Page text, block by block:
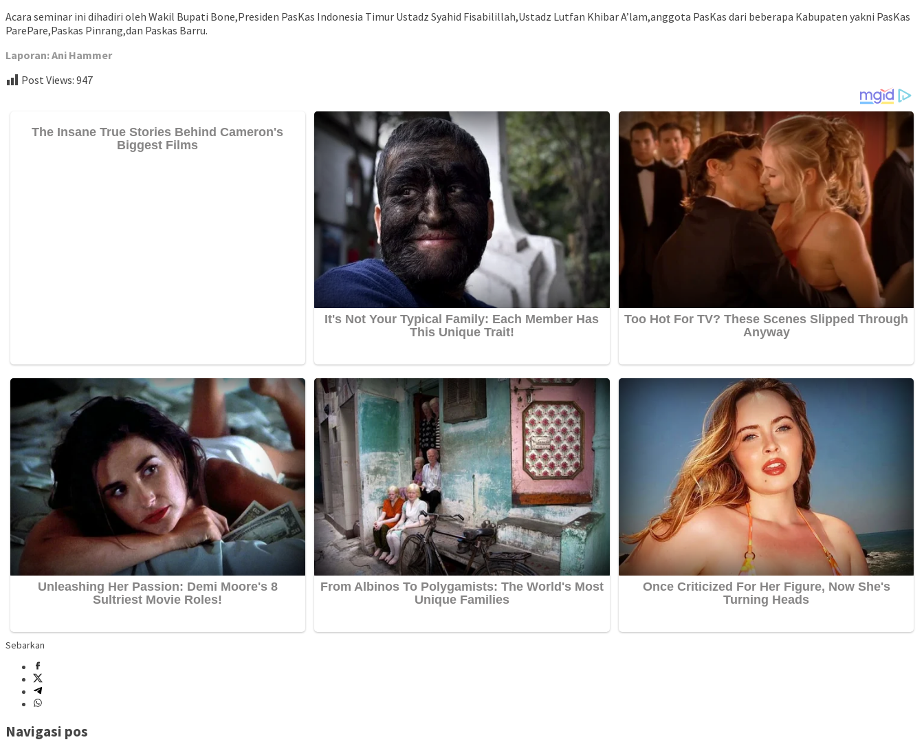
Acara seminar ini dihadiri oleh Wakil Bupati Bone,Presiden PasKas Indonesia Timur Ustadz Syahid Fisabilillah,Ustadz Lutfan Khibar A’lam,anggota PasKas dari beberapa Kabupaten yakni PasKas
ParePare,Paskas Pinrang,dan Paskas Barru.
Laporan: Ani Hammer
Post Views: 947
Sebarkan
Navigasi pos